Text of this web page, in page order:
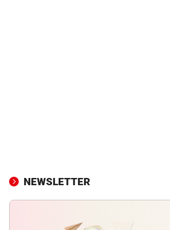
NEWSLETTER